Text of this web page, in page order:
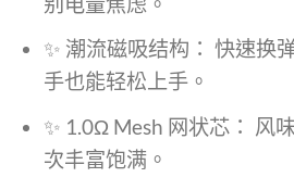
✨ 潮流磁吸结构： 快速换
手也能轻松上手。
✨ 1.0Ω Mesh 网状芯： 风
次丰富饱满。